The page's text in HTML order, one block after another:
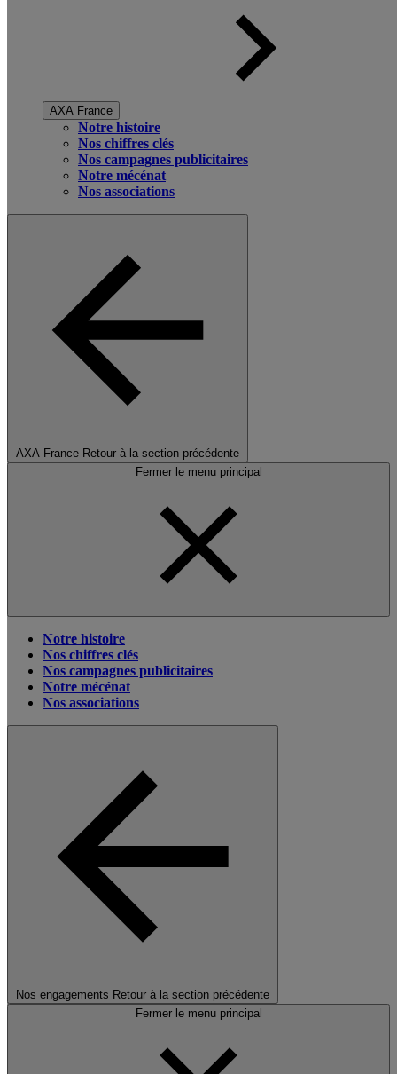
AXA France
Notre histoire
Nos chiffres clés
Nos campagnes publicitaires
Notre mécénat
Nos associations
AXA France Retour à la section précédente
Fermer le menu principal
Notre histoire
Nos chiffres clés
Nos campagnes publicitaires
Notre mécénat
Nos associations
Nos engagements Retour à la section précédente
Fermer le menu principal